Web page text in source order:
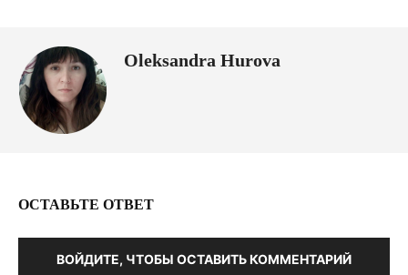
Oleksandra Hurova
ОСТАВЬТЕ ОТВЕТ
ВОЙДИТЕ, ЧТОБЫ ОСТАВИТЬ КОММЕНТАРИЙ